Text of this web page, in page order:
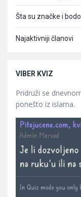
Šta su značke i
Najaktivniji članovi
VIBER KVIZ
Pridruži se
ponešto iz islama.